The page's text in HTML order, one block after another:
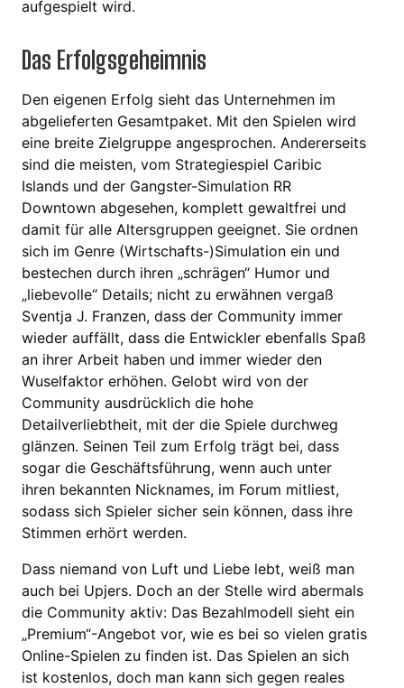
aufgespielt wird.
Das Erfolgsgeheimnis
Den eigenen Erfolg sieht das Unternehmen im
abgelieferten Gesamtpaket. Mit den Spielen wird
eine breite Zielgruppe angesprochen. Andererseits
sind die meisten, vom Strategiespiel Caribic
Islands und der Gangster-Simulation RR
Downtown abgesehen, komplett gewaltfrei und
damit für alle Altersgruppen geeignet. Sie ordnen
sich im Genre (Wirtschafts-)Simulation ein und
bestechen durch ihren „schrägen“ Humor und
„liebevolle“ Details; nicht zu erwähnen vergaß
Sventja J. Franzen, dass der Community immer
wieder auffällt, dass die Entwickler ebenfalls Spaß
an ihrer Arbeit haben und immer wieder den
Wuselfaktor erhöhen. Gelobt wird von der
Community ausdrücklich die hohe
Detailverliebtheit, mit der die Spiele durchweg
glänzen. Seinen Teil zum Erfolg trägt bei, dass
sogar die Geschäftsführung, wenn auch unter
ihren bekannten Nicknames, im Forum mitliest,
sodass sich Spieler sicher sein können, dass ihre
Stimmen erhört werden.
Dass niemand von Luft und Liebe lebt, weiß man
auch bei Upjers. Doch an der Stelle wird abermals
die Community aktiv: Das Bezahlmodell sieht ein
„Premium“-Angebot vor, wie es bei so vielen gratis
Online-Spielen zu finden ist. Das Spielen an sich
ist kostenlos, doch man kann sich gegen reales